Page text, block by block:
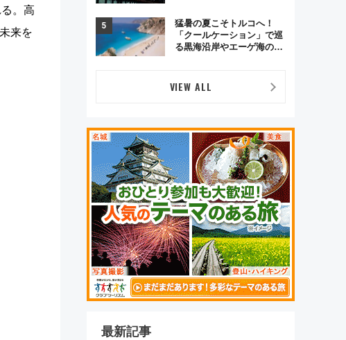
。高
来を
猛暑の夏こそトルコへ！
「クールケーション」で巡
る黒海沿岸やエーゲ海の避
オも認める『2026年に訪れ
るべき世界の旅先』
VIEW ALL
最新記事